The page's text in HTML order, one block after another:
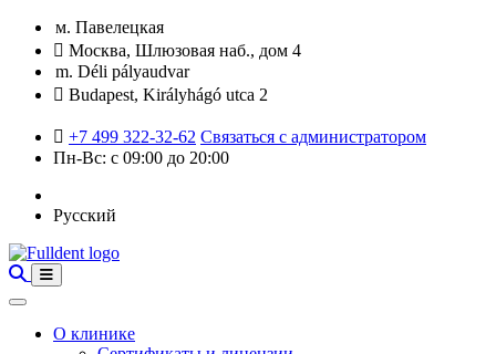
м. Павелецкая
Москва, Шлюзовая наб., дом 4
m. Déli pályaudvar
Budapest, Királyhágó utca 2
+7 499 322-32-62 Связаться с администратором
Пн-Вс: с 09:00 до 20:00
Русский
О клинике